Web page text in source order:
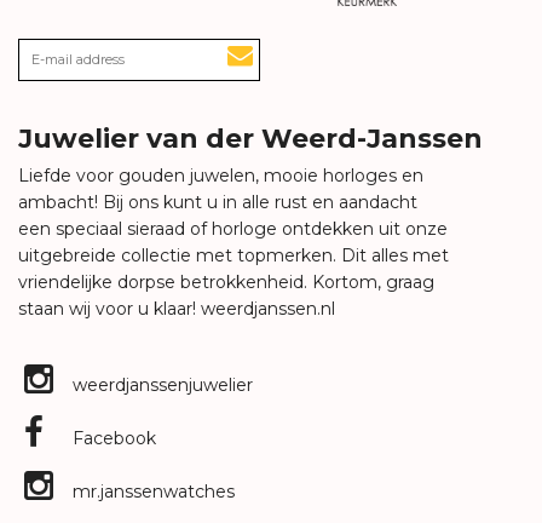
Juwelier van der Weerd-Janssen
Liefde voor gouden juwelen, mooie horloges en
ambacht! Bij ons kunt u in alle rust en aandacht
een speciaal sieraad of horloge ontdekken uit onze
uitgebreide collectie met topmerken. Dit alles met
vriendelijke dorpse betrokkenheid. Kortom, graag
staan wij voor u klaar! weerdjanssen.nl
weerdjanssenjuwelier
Facebook
mr.janssenwatches